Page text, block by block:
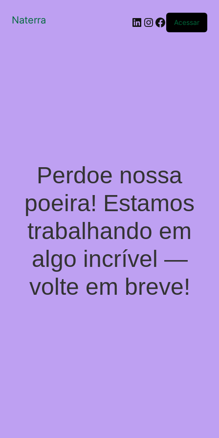
Naterra LinkedIn
Instagram
Facebook
Acessar
Perdoe nossa
poeira! Estamos
trabalhando em
algo incrível —
volte em breve!